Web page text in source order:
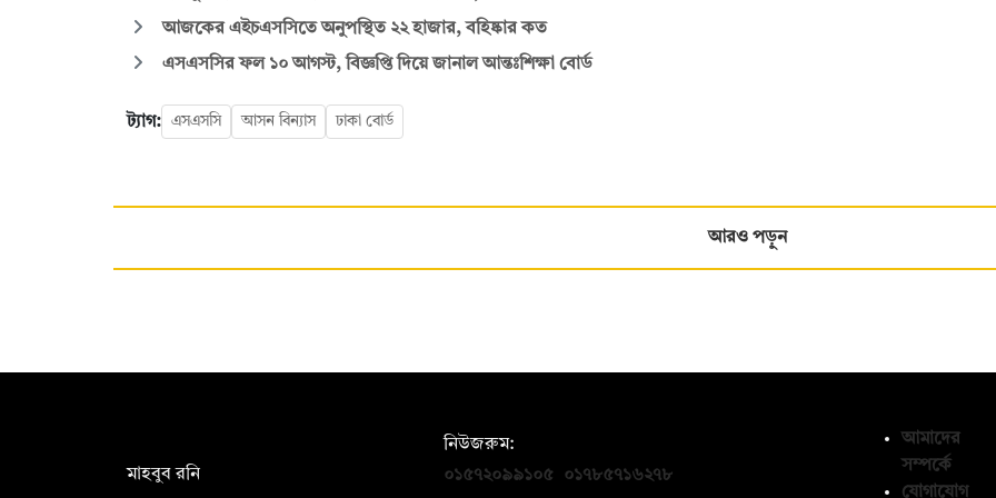
আজকের এইচএসসিতে অনুপস্থিত ২২ হাজার, বহিষ্কার কত
এসএসসির ফল ১০ আগস্ট, বিজ্ঞপ্তি দিয়ে জানাল আন্তঃশিক্ষা বোর্ড
ট্যাগ: এসএসসি আসন বিন্যাস ঢাকা বোর্ড
আরও পড়ুন
মাহবুব রনি
নিউজরুম:
০১৫৭২০৯৯১০৫
০১৭৮৫৭১৬২৭৮
আমাদের
সম্পর্কে
যোগাযোগ